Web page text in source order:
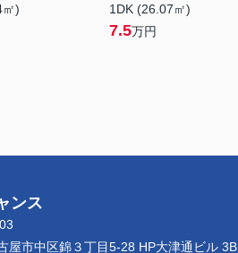
)
1DK (26.07㎡)
7.5万円
ンス
屋市中区錦３丁目5-28 HP大津通ビル 3B